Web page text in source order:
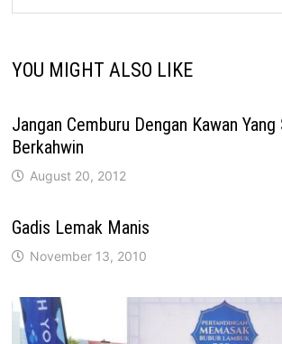
YOU MIGHT ALSO LIKE
Jangan Cemburu Dengan Kawan Yang
Berkahwin
August 20, 2012
Gadis Lemak Manis
November 13, 2010